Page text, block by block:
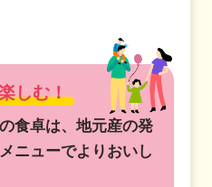
しむ！
食卓は、地元産の発
ニューでよりおいし